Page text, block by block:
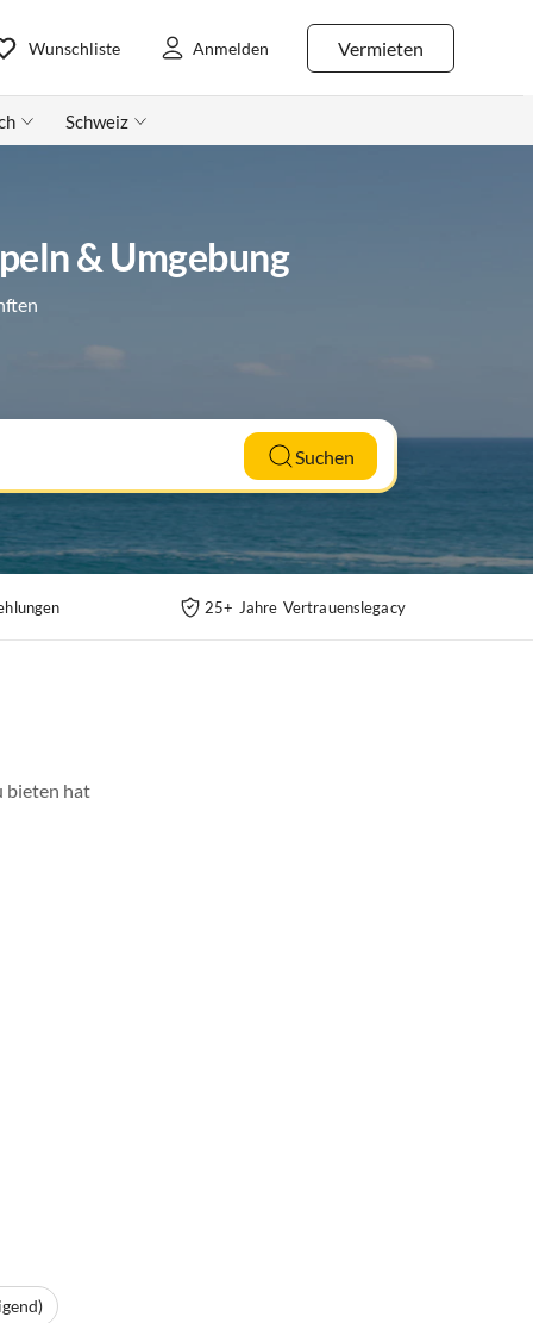
Vermieten
Wunschliste Anmelden
Schweiz
& Umgebung
Suchen
25+ Jahre Vertrauenslegacy
bieten hat